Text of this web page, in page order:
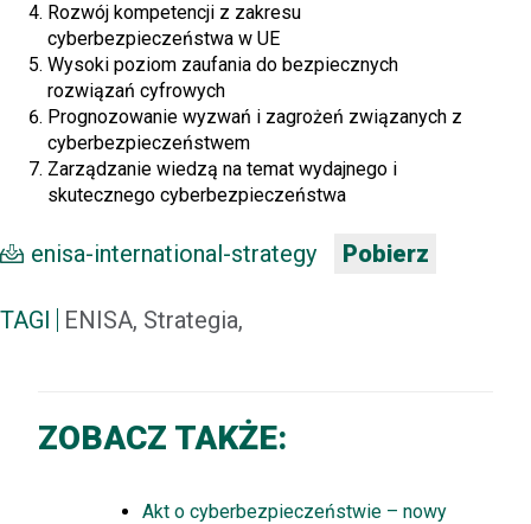
Rozwój kompetencji z zakresu
cyberbezpieczeństwa w UE
Wysoki poziom zaufania do bezpiecznych
rozwiązań cyfrowych
Prognozowanie wyzwań i zagrożeń związanych z
cyberbezpieczeństwem
Zarządzanie wiedzą na temat wydajnego i
skutecznego cyberbezpieczeństwa
enisa-international-strategy Pobierz
TAGI ENISA, Strategia,
ZOBACZ TAKŻE:
Akt o cyberbezpieczeństwie – nowy